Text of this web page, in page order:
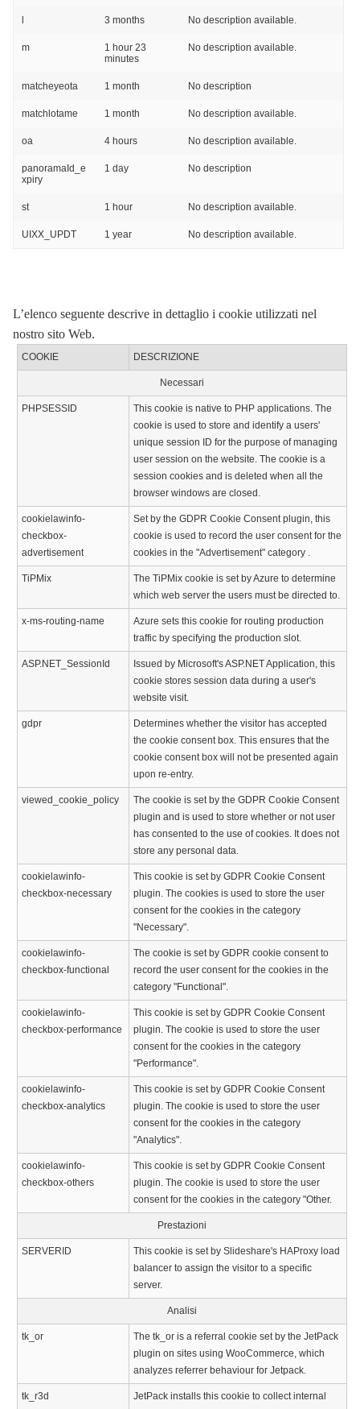
l 3 months No description available.
m
1 hour 23
minutes
No description available.
matcheyeota 1 month No description
matchlotame 1 month No description available.
oa 4 hours No description available.
panoramaId_e
xpiry
1 day No description
st 1 hour No description available.
UIXX_UPDT 1 year No description available.
L’elenco seguente descrive in dettaglio i cookie utilizzati nel
nostro sito Web.
COOKIE DESCRIZIONE
Necessari
PHPSESSID
This cookie is native to PHP applications. The
cookie is used to store and identify a users'
unique session ID for the purpose of managing
user session on the website. The cookie is a
session cookies and is deleted when all the
browser windows are closed.
cookielawinfo-
checkbox-
advertisement
Set by the GDPR Cookie Consent plugin, this
cookie is used to record the user consent for the
cookies in the "Advertisement" category .
TiPMix
The TiPMix cookie is set by Azure to determine
which web server the users must be directed to.
x-ms-routing-name
Azure sets this cookie for routing production
traffic by specifying the production slot.
ASP.NET_SessionId
Issued by Microsoft's ASP.NET Application, this
cookie stores session data during a user's
website visit.
gdpr
Determines whether the visitor has accepted
the cookie consent box. This ensures that the
cookie consent box will not be presented again
upon re-entry.
viewed_cookie_policy
The cookie is set by the GDPR Cookie Consent
plugin and is used to store whether or not user
has consented to the use of cookies. It does not
store any personal data.
cookielawinfo-
checkbox-necessary
This cookie is set by GDPR Cookie Consent
plugin. The cookies is used to store the user
consent for the cookies in the category
"Necessary".
cookielawinfo-
checkbox-functional
The cookie is set by GDPR cookie consent to
record the user consent for the cookies in the
category "Functional".
cookielawinfo-
checkbox-performance
This cookie is set by GDPR Cookie Consent
plugin. The cookie is used to store the user
consent for the cookies in the category
"Performance".
cookielawinfo-
checkbox-analytics
This cookie is set by GDPR Cookie Consent
plugin. The cookie is used to store the user
consent for the cookies in the category
"Analytics".
cookielawinfo-
checkbox-others
This cookie is set by GDPR Cookie Consent
plugin. The cookie is used to store the user
consent for the cookies in the category "Other.
Prestazioni
SERVERID
This cookie is set by Slideshare's HAProxy load
balancer to assign the visitor to a specific
server.
Analisi
tk_or
The tk_or is a referral cookie set by the JetPack
plugin on sites using WooCommerce, which
analyzes referrer behaviour for Jetpack.
tk_r3d
JetPack installs this cookie to collect internal